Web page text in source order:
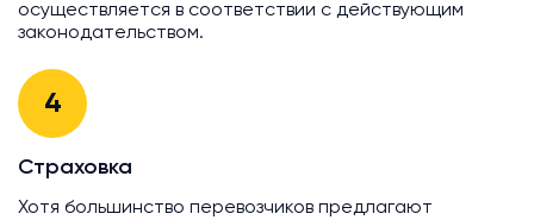
осуществляется в соответствии с действующим
законодательством.
4
Страховка
Хотя большинство перевозчиков предлагают